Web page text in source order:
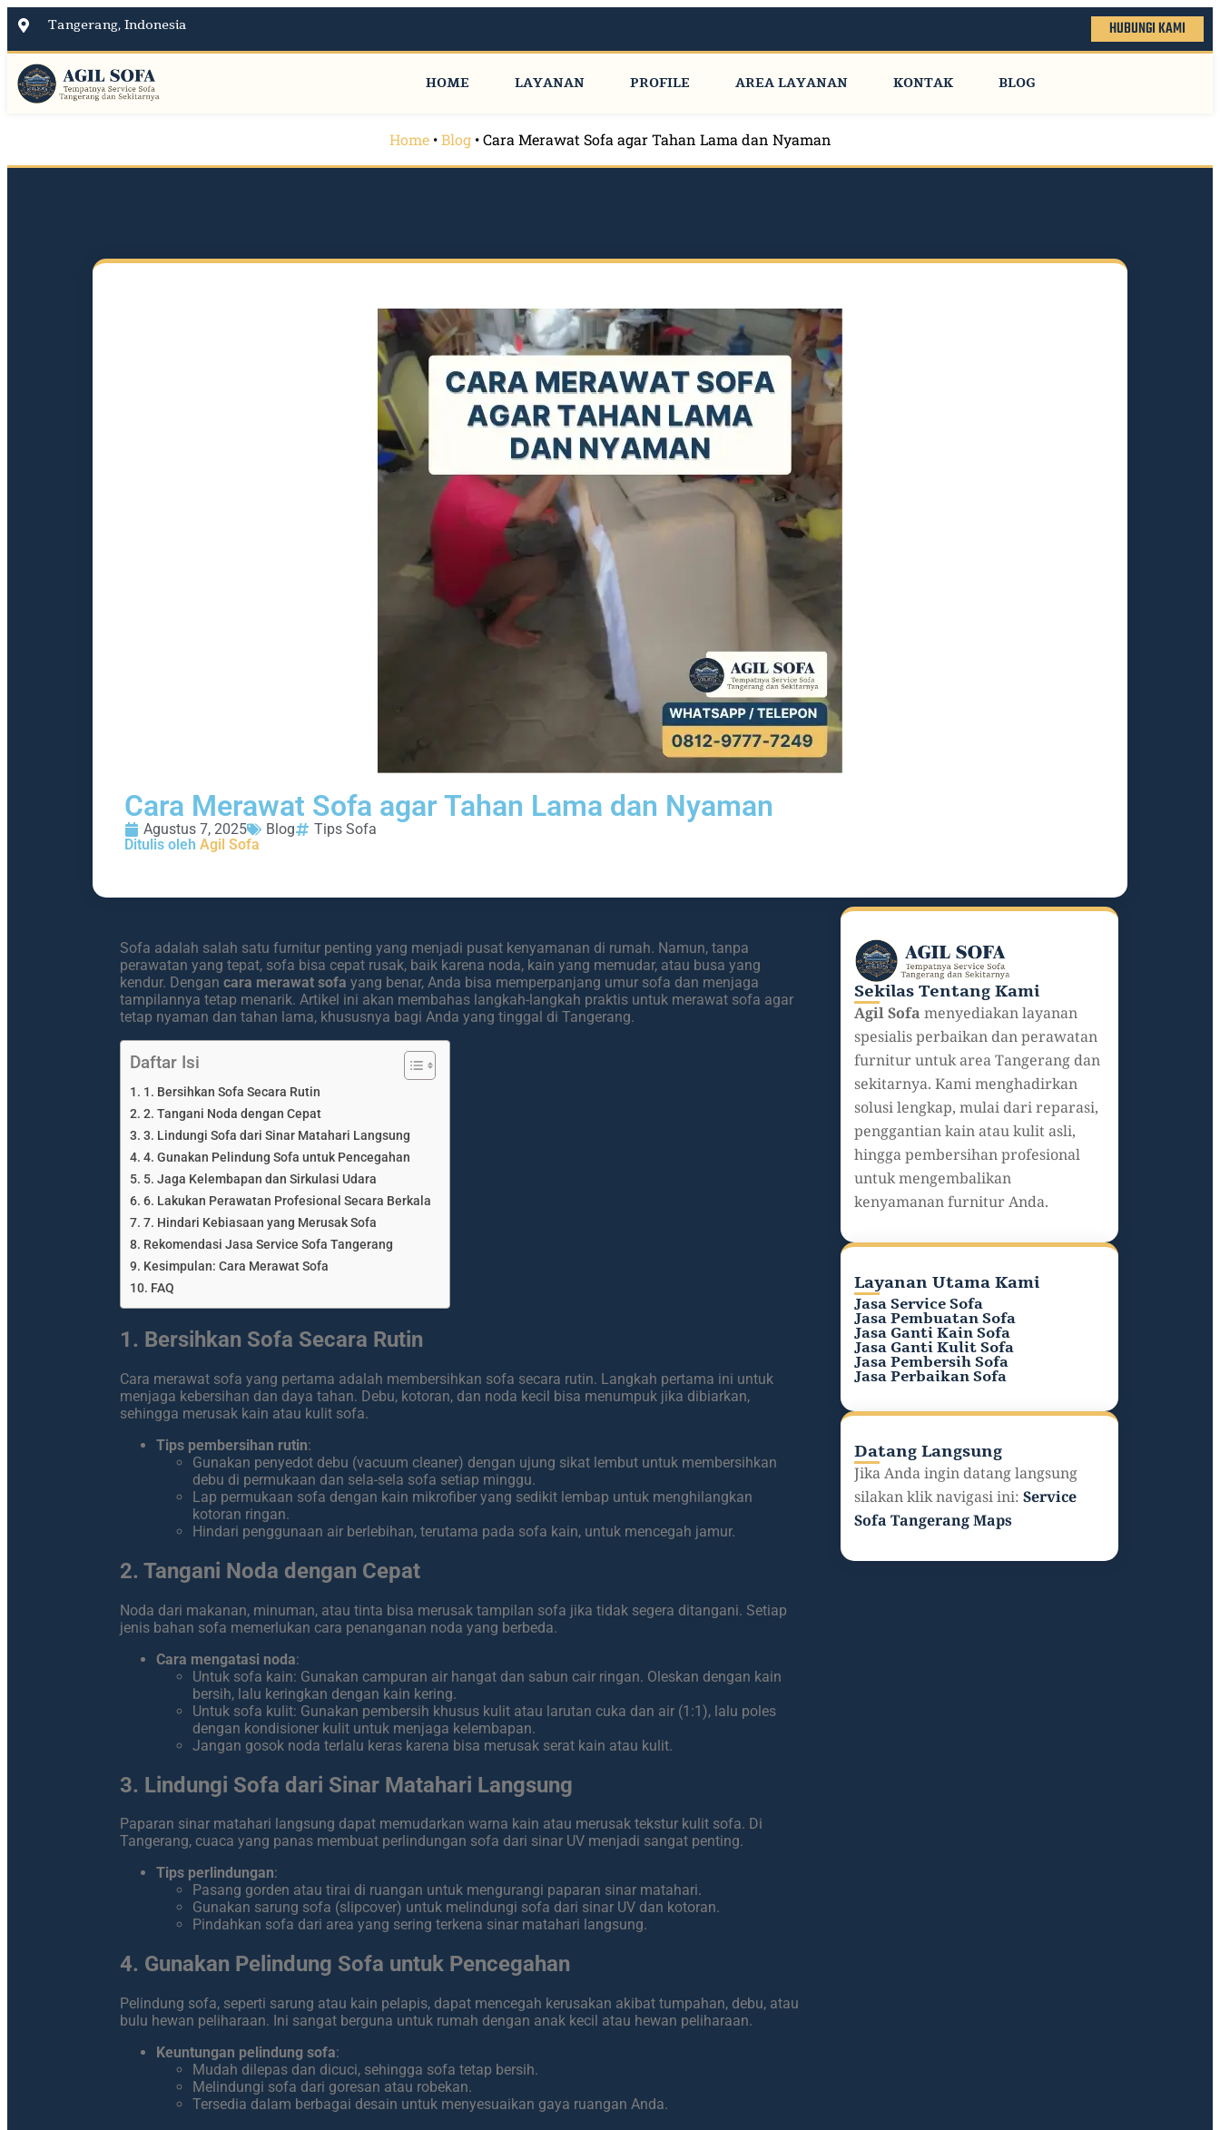
Tangerang, Indonesia HUBUNGI KAMI
HOME LAYANAN PROFILE AREA LAYANAN KONTAK BLOG
Home•Blog•Cara Merawat Sofa agar Tahan Lama dan Nyaman
Cara Merawat Sofa agar Tahan Lama dan Nyaman
Agustus 7, 2025 Blog
Tips Sofa
Ditulis oleh Agil Sofa
Sofa adalah salah satu furnitur penting yang menjadi pusat kenyamanan di rumah. Namun, tanpa
perawatan yang tepat, sofa bisa cepat rusak, baik karena noda, kain yang memudar, atau busa yang
kendur. Dengan cara merawat sofa yang benar, Anda bisa memperpanjang umur sofa dan menjaga
tampilannya tetap menarik. Artikel ini akan membahas langkah-langkah praktis untuk merawat sofa agar
tetap nyaman dan tahan lama, khususnya bagi Anda yang tinggal di Tangerang.
Daftar Isi
1. Bersihkan Sofa Secara Rutin
2. Tangani Noda dengan Cepat
3. Lindungi Sofa dari Sinar Matahari Langsung
4. Gunakan Pelindung Sofa untuk Pencegahan
5. Jaga Kelembapan dan Sirkulasi Udara
6. Lakukan Perawatan Profesional Secara Berkala
7. Hindari Kebiasaan yang Merusak Sofa
Rekomendasi Jasa Service Sofa Tangerang
Kesimpulan: Cara Merawat Sofa
FAQ
1. Bersihkan Sofa Secara Rutin
Cara merawat sofa yang pertama adalah membersihkan sofa secara rutin. Langkah pertama ini untuk
menjaga kebersihan dan daya tahan. Debu, kotoran, dan noda kecil bisa menumpuk jika dibiarkan,
sehingga merusak kain atau kulit sofa.
Tips pembersihan rutin:
Gunakan penyedot debu (vacuum cleaner) dengan ujung sikat lembut untuk membersihkan
debu di permukaan dan sela-sela sofa setiap minggu.
Lap permukaan sofa dengan kain mikrofiber yang sedikit lembap untuk menghilangkan
kotoran ringan.
Hindari penggunaan air berlebihan, terutama pada sofa kain, untuk mencegah jamur.
2. Tangani Noda dengan Cepat
Noda dari makanan, minuman, atau tinta bisa merusak tampilan sofa jika tidak segera ditangani. Setiap
jenis bahan sofa memerlukan cara penanganan noda yang berbeda.
Cara mengatasi noda:
Untuk sofa kain: Gunakan campuran air hangat dan sabun cair ringan. Oleskan dengan kain
bersih, lalu keringkan dengan kain kering.
Untuk sofa kulit: Gunakan pembersih khusus kulit atau larutan cuka dan air (1:1), lalu poles
dengan kondisioner kulit untuk menjaga kelembapan.
Jangan gosok noda terlalu keras karena bisa merusak serat kain atau kulit.
3. Lindungi Sofa dari Sinar Matahari Langsung
Paparan sinar matahari langsung dapat memudarkan warna kain atau merusak tekstur kulit sofa. Di
Tangerang, cuaca yang panas membuat perlindungan sofa dari sinar UV menjadi sangat penting.
Tips perlindungan:
Pasang gorden atau tirai di ruangan untuk mengurangi paparan sinar matahari.
Gunakan sarung sofa (slipcover) untuk melindungi sofa dari sinar UV dan kotoran.
Pindahkan sofa dari area yang sering terkena sinar matahari langsung.
4. Gunakan Pelindung Sofa untuk Pencegahan
Pelindung sofa, seperti sarung atau kain pelapis, dapat mencegah kerusakan akibat tumpahan, debu, atau
bulu hewan peliharaan. Ini sangat berguna untuk rumah dengan anak kecil atau hewan peliharaan.
Keuntungan pelindung sofa:
Mudah dilepas dan dicuci, sehingga sofa tetap bersih.
Melindungi sofa dari goresan atau robekan.
Tersedia dalam berbagai desain untuk menyesuaikan gaya ruangan Anda.
Sekilas Tentang Kami
Agil Sofamenyediakan layanan
spesialis perbaikan dan perawatan
furnitur untuk area Tangerang dan
sekitarnya. Kami menghadirkan
solusi lengkap, mulai dari reparasi,
penggantian kain atau kulit asli,
hingga pembersihan profesional
untuk mengembalikan
kenyamanan furnitur Anda.
Layanan Utama Kami
Jasa Service Sofa
Jasa Pembuatan Sofa
Jasa Ganti Kain Sofa
Jasa Ganti Kulit Sofa
Jasa Pembersih Sofa
Jasa Perbaikan Sofa
Datang Langsung
Jika Anda ingin datang langsung
silakan klik navigasi ini:Service
Sofa Tangerang Maps